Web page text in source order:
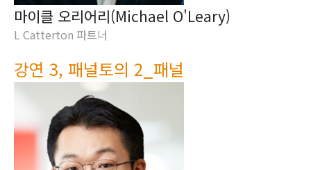
마이클 오리어리(Michael O'Leary)
L Catterton 파트너
강연 3, 패널토의 2_패널